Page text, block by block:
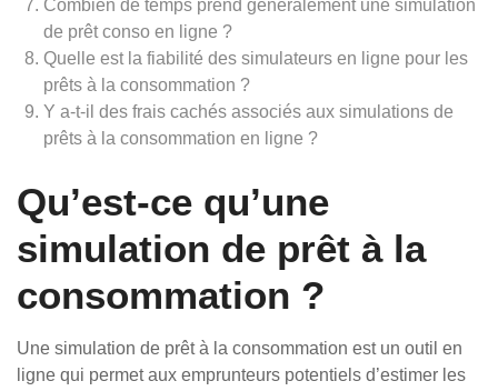
Combien de temps prend généralement une simulation
de prêt conso en ligne ?
Quelle est la fiabilité des simulateurs en ligne pour les
prêts à la consommation ?
Y a-t-il des frais cachés associés aux simulations de
prêts à la consommation en ligne ?
Qu’est-ce qu’une
simulation de prêt à la
consommation ?
Une simulation de prêt à la consommation est un outil en
ligne qui permet aux emprunteurs potentiels d’estimer les